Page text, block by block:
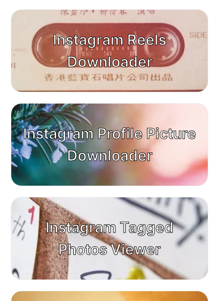
Instagram Reels
Downloader
Instagram Profile Picture
Downloader
Instagram Tagged
Photos Viewer